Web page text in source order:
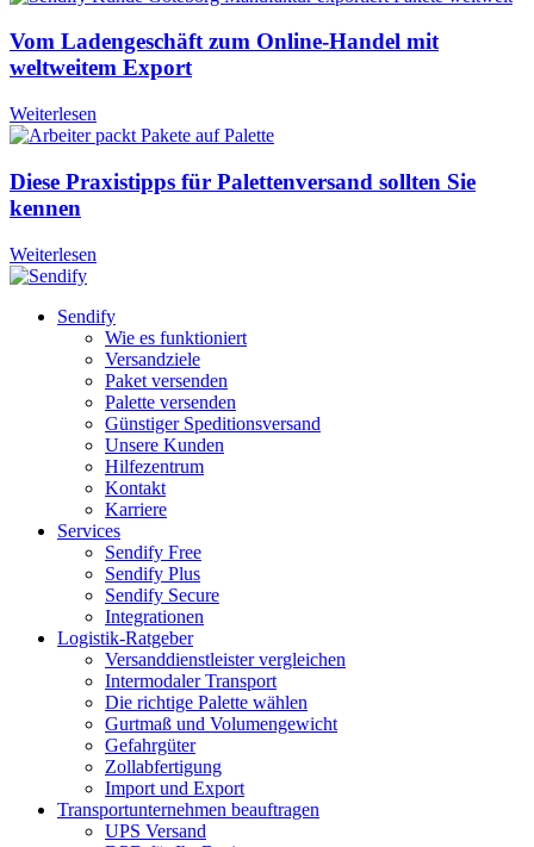
Vom Ladengeschäft zum Online-Handel mit
weltweitem Export
Weiterlesen
Diese Praxistipps für Palettenversand sollten Sie
kennen
Weiterlesen
Sendify
Wie es funktioniert
Versandziele
Paket versenden
Palette versenden
Günstiger Speditionsversand
Unsere Kunden
Hilfezentrum
Kontakt
Karriere
Services
Sendify Free
Sendify Plus
Sendify Secure
Integrationen
Logistik-Ratgeber
Versanddienstleister vergleichen
Intermodaler Transport
Die richtige Palette wählen
Gurtmaß und Volumengewicht
Gefahrgüter
Zollabfertigung
Import und Export
Transportunternehmen beauftragen
UPS Versand